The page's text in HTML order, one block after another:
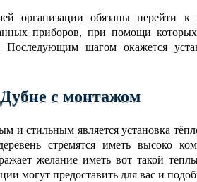
организации обязаны перейти к
приборов, при помощи
Последующим шагом окажется
с монтажом
и стильным является установка
стремятся иметь высоко
желание иметь вот такой
могут предоставить для вас и